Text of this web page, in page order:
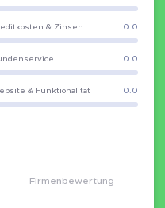
& Zinsen 0.0
0.0
& Funktionalität 0.0
Firmenbewertung